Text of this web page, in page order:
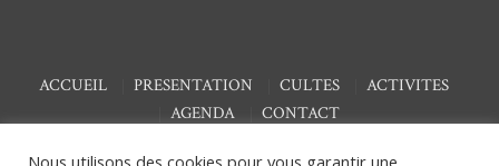
ACCUEIL PRESENTATION CULTES
ACTIVITES
AGENDA
CONTACT
Nous utilisons des cookies pour vous garantir une